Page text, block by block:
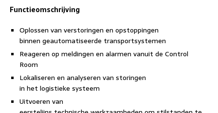
Functieomschrijving
Oplossen van verstoringen en opstoppingen
binnen geautomatiseerde transportsystemen
Reageren op meldingen en alarmen vanuit de Control
Room
Lokaliseren en analyseren van storingen
in het logistieke systeem
Uitvoeren van